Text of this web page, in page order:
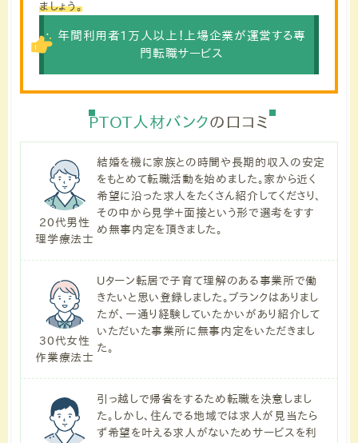
ましょう。
年間利用者1万人以上！上場企業が運営する専
門転職サービス
PTOT人材バンクの口コミ
20代男性
理学療法士
結婚を機に家族との時間や長期的収入の安定
をもとめて転職活動を始めました。家から近く
希望に沿った求人をたくさん紹介してくださり、
その中から見学＋面接という形で選考をすす
め無事内定を頂きました。
30代女性
作業療法士
Uターン転居で子育て理解のある事業所で働
きたいと思い登録しました。ブランクはありまし
たが、一通り経験していたかいがあり紹介して
いただいた事業所に無事内定をいただきまし
た。
引っ越しで帰省をするため転職を決意しまし
た。しかし、住んでる地域では求人が見当たら
ず希望を叶える求人がないためサービスを利